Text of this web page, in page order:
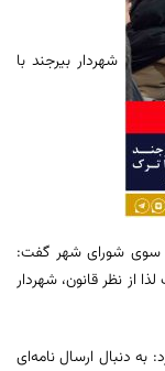
شهردار بیرجند با
سوی شورای شهر گفت:
از نظر قانون، شهردار
دنبال ارسال نامه‌ای